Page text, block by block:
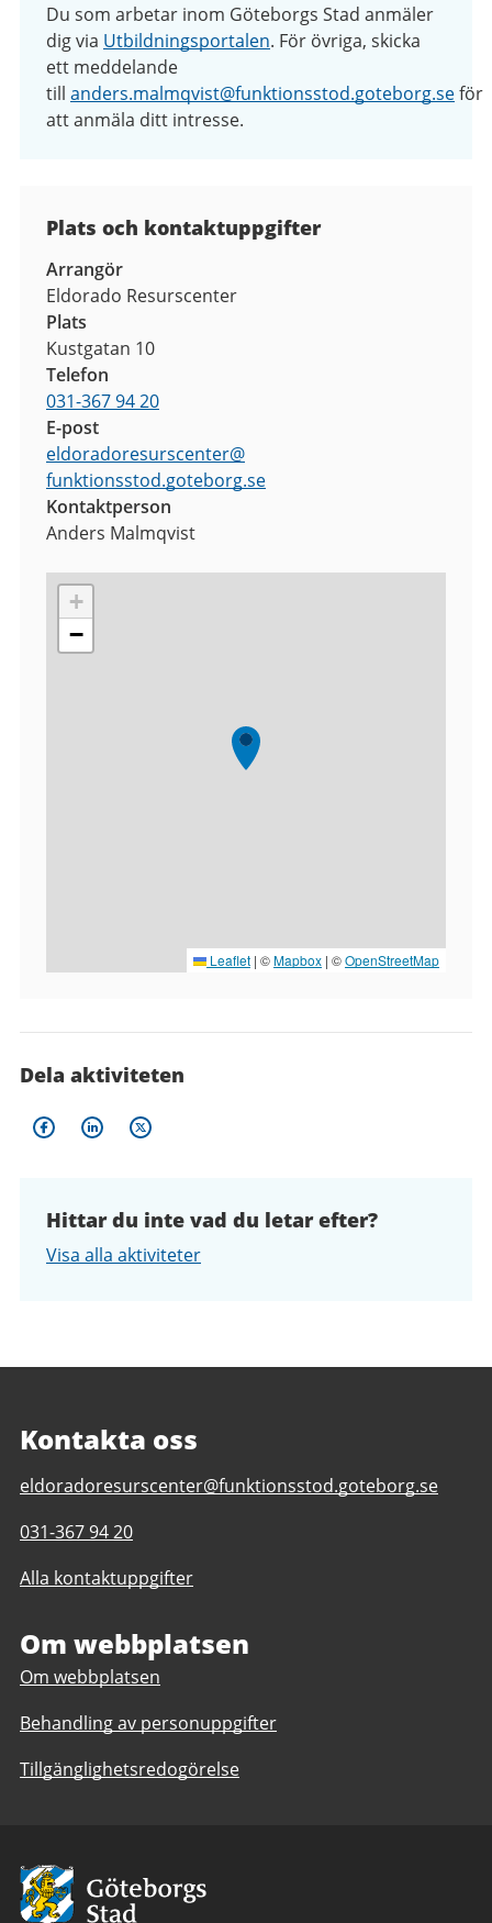
Du som arbetar inom Göteborgs Stad anmäler
dig via Utbildningsportalen. För övriga, skicka
ett meddelande
till anders.malmqvist@funktionsstod.goteborg.seför
att anmäla ditt intresse.
Plats och kontaktuppgifter
Arrangör
Eldorado Resurscenter
Plats
Kustgatan 10
Telefon
031-367 94 20
E-post
eldoradoresurscenter@
funktionsstod.goteborg.se
Kontaktperson
Anders Malmqvist
+
−
Leaflet | ©Mapbox | ©OpenStreetMap
Dela aktiviteten
Hittar du inte vad du letar efter?
Visa alla aktiviteter
Kontakta oss
E-
till
Eldorado
Resurscenter
eldoradoresurscenter@funktionsstod.goteborg.se
Telefonnummer
Eldorado
031-367 94 20
Alla kontaktuppgifter
Om webbplatsen
Om webbplatsen
Behandling av personuppgifter
Tillgänglighetsredogörelse
Avsändare:
Göteborgs